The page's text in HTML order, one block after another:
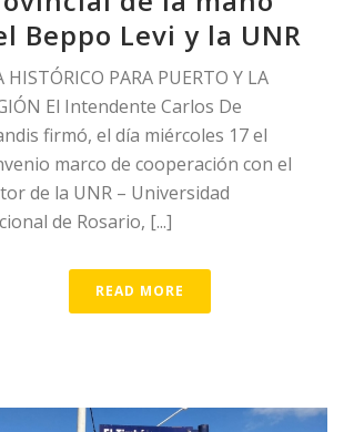
Beppo Levi y la UNR
HISTÓRICO PARA PUERTO Y LA
El Intendente Carlos De
firmó, el día miércoles 17 el
marco de cooperación con el
de la UNR – Universidad
de Rosario, [...]
READ MORE